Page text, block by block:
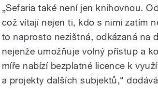
„Sefaria také není jen knihovnou.
což vítají nejen ti, kdo s nimi zatím
to naprosto nezištná, odkázaná na
nejenže umožňuje volný přístup a
míře nabízí bezplatné licence k
a projekty dalších subjektů,“